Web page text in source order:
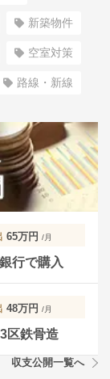
新築物件
空室対策
路線・新線
65万円 /月
行で購入
48万円 /月
区鉄骨造
収支公開一覧へ